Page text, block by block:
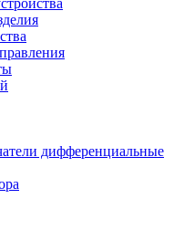
дифференциальные